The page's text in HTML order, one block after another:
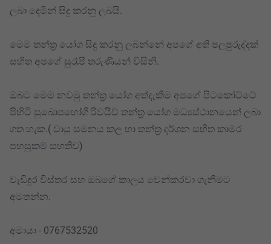
ලබා දෙමින් සිදු කරනු ලබයි.
මෙම තන්ත්‍ර යෝග සිදු කරනු ලබන්නේ අපගේ අති පලපුරුද්දක්
සහිත අපගේ සුරෑපී තරුණියන් විසිනි.
ඔබට මෙම නවමු තන්ත්‍ර යෝග අත්දැකීම අපගේ පිටකෝට්ටේ
පිහිටි සුඛොපභෝගී රිවයිව් තන්ත්‍ර යෝග මධ්‍යස්ථානයෙන් ලබා
ගත හැක.( වායු සමනය කල හා තන්ත්‍ර දර්ශන සහිත කාමර
පහසුකම් සහතිව)
වැඩිදුර විස්තර සහ ඔබගේ කාලය වෙන්කරවා ගැනීමට
අමතන්න.
අමායා - 0767532520